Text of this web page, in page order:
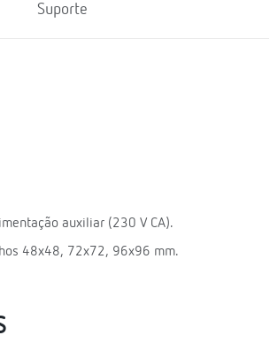
Suporte
auxiliar (230 V CA).
48x48, 72x72, 96x96 mm.